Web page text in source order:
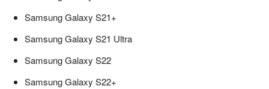
Samsung Galaxy S21+
Samsung Galaxy S21 Ultra
Samsung Galaxy S22
Samsung Galaxy S22+